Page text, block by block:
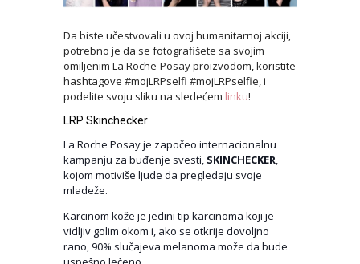
Da biste učestvovali u ovoj humanitarnoj akciji,
potrebno je da se fotografišete sa svojim
omiljenim La Roche-Posay proizvodom, koristite
hashtagove #mojLRPselfi #mojLRPselfie, i
podelite svoju sliku na sledećem linku!
LRP Skinchecker
La Roche Posay je započeo internacionalnu
kampanju za buđenje svesti, SKINCHECKER,
kojom motiviše ljude da pregledaju svoje
mladeže.
Karcinom kože je jedini tip karcinoma koji je
vidljiv golim okom i, ako se otkrije dovoljno
rano, 90% slučajeva melanoma može da bude